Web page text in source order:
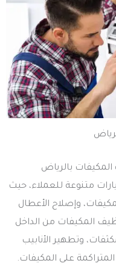
بالرياض
متنوعة للعملاء، حيث
وإصلاح الأعطال
المكيفات من الداخل
وتطهير الأنابيب
على المكيفات.